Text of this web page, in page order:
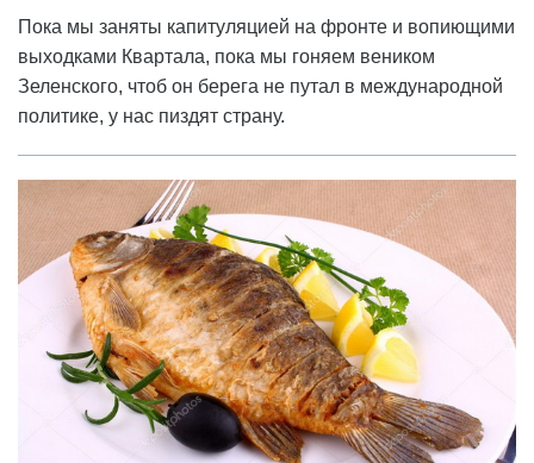
Пока мы заняты капитуляцией на фронте и вопиющими
выходками Квартала, пока мы гоняем веником
Зеленского, чтоб он берега не путал в международной
политике, у нас пиздят страну.